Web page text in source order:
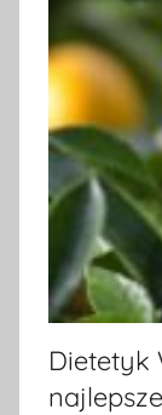
Dietetyk